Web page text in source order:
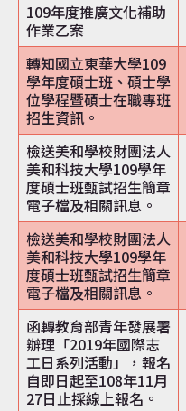
資訊公開
民意交流
109年度推廣文化補助
作業乙案
轉知國立東華大學109
學年度碩士班、碩士學
位學程暨碩士在職專班
招生資訊。
檢送美和學校財團法人
美和科技大學109學年
度碩士班甄試招生簡章
電子檔及相關訊息。
檢送美和學校財團法人
美和科技大學109學年
度碩士班甄試招生簡章
電子檔及相關訊息。
函轉教育部青年發展署
辦理「2019年國際志
工日系列活動」，報名
自即日起至108年11月
27日止採線上報名。